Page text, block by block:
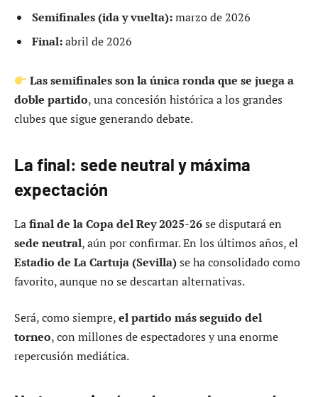
Semifinales (ida y vuelta):marzo de 2026
Final:abril de 2026
Las semifinales son la única ronda que se juega a
doble partido, una concesión histórica a los grandes
clubes que sigue generando debate.
La final: sede neutral y máxima
expectación
Lafinal de la Copa del Rey 2025-26se disputará en
sede neutral, aún por confirmar. En los últimos años, el
Estadio de La Cartuja (Sevilla)se ha consolidado como
favorito, aunque no se descartan alternativas.
Será, como siempre,el partido más seguido del
torneo, con millones de espectadores y una enorme
repercusión mediática.